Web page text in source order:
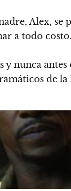
Alex,
a todo costo.
nunca
de